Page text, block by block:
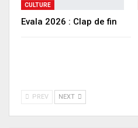
CULTURE
Evala 2026 : Clap de fin
PREV NEXT